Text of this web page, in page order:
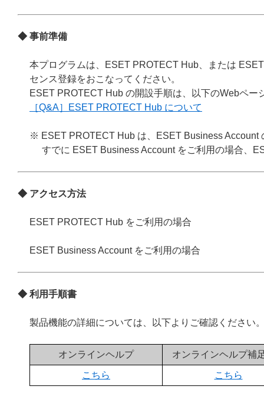
◆ 事前準備
本プログラムは、ESET PROTECT Hub、または
センス登録をおこなってください。
ESET PROTECT Hub の開設手順は、以下のWebペー
［Q&A］ESET PROTECT Hub について
※ ESET PROTECT Hub は、ESET Business Account
すでに ESET Business Account をご利用の場合、
◆ アクセス方法
ESET PROTECT Hub をご利用の場合
ESET Business Account をご利用の場合
◆ 利用手順書
製品機能の詳細については、以下よりご確認ください
オンラインヘルプ オンラインヘルプ補
こちら こちら